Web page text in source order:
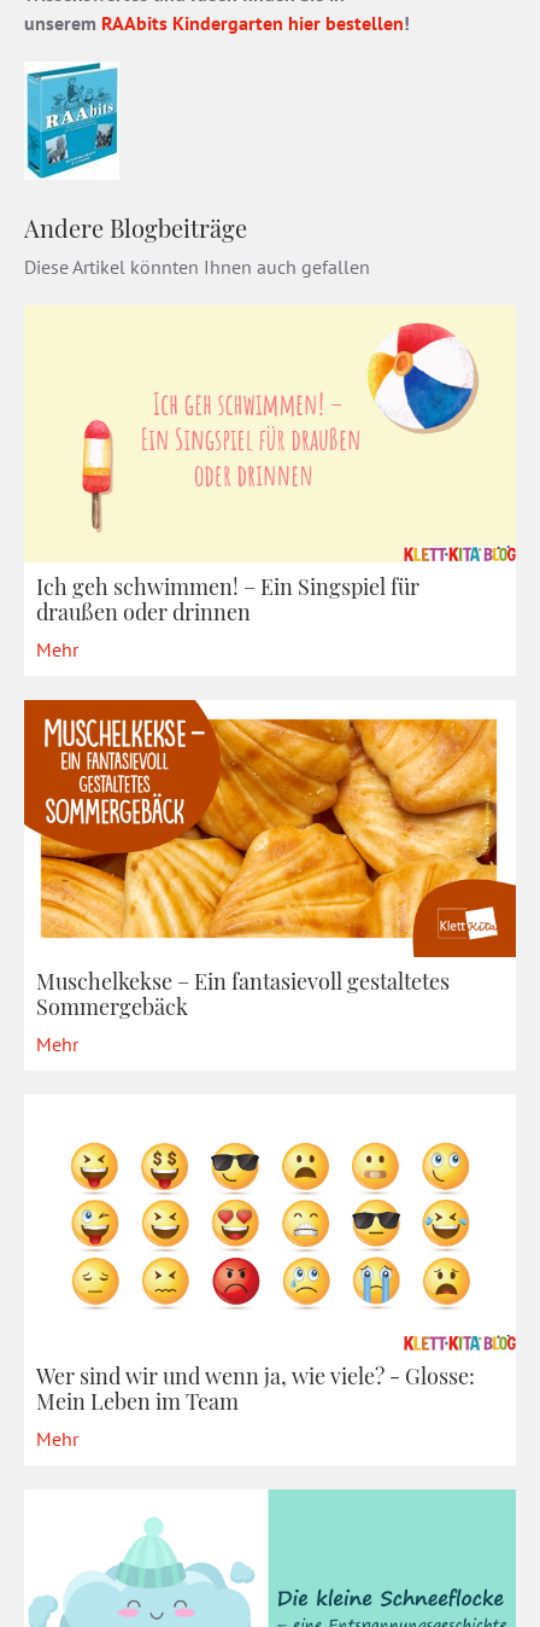
unserem RAAbits Kindergarten hier bestellen!
Andere Blogbeiträge
Diese Artikel könnten Ihnen auch gefallen
Ich geh schwimmen! – Ein Singspiel für
draußen oder drinnen
Mehr
Muschelkekse – Ein fantasievoll gestaltetes
Sommergebäck
Mehr
Wer sind wir und wenn ja, wie viele? - Glosse:
Mein Leben im Team
Mehr